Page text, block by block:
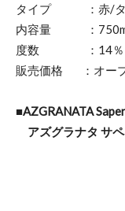
タイプ ：赤/タ
内容量 ：
度数 ：14％
販売価格 ：オー
■AZGRANATA
アズグラナタ サ